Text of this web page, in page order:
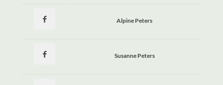
Alpine Peters
Susanne Peters